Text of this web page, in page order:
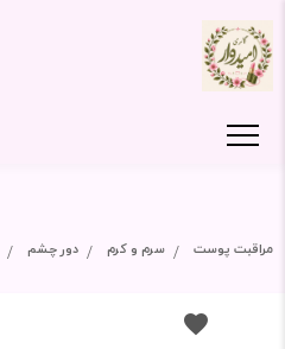
مراقبت پوست سرم و کرم دور چشم